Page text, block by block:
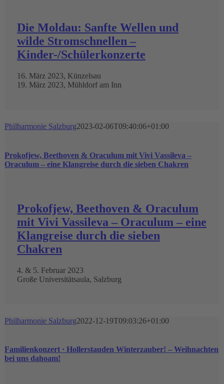
Die Moldau: Sanfte Wellen und
wilde Stromschnellen –
Kinder-/Schülerkonzerte
16. März 2023, Künzelsau
19. März 2023, Mühldorf am Inn
Philharmonie Salzburg2023-02-06T09:40:06+01:00
Prokofjew, Beethoven & Oraculum mit Vivi Vassileva –
Oraculum – eine Klangreise durch die sieben Chakren
Prokofjew, Beethoven & Oraculum
mit Vivi Vassileva – Oraculum – eine
Klangreise durch die sieben
Chakren
4. & 5. Februar 2023
Große Universitätsaula, Salzburg
Philharmonie Salzburg2022-12-19T09:03:26+01:00
Familienkonzert · Hollerstauden Winterzauber! – Weihnachten
bei uns dahoam!